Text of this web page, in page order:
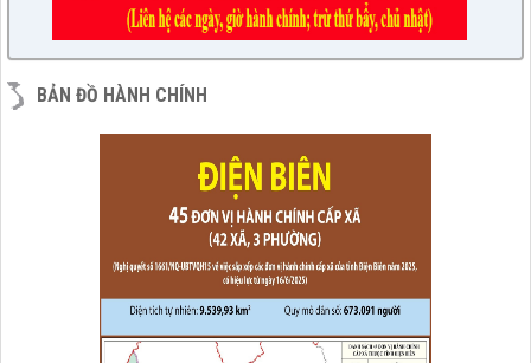
BẢN ĐỒ HÀNH CHÍNH